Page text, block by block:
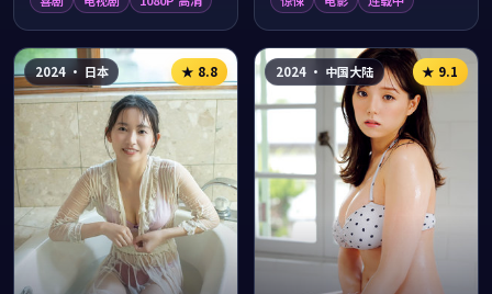
一出出温暖笑料，导演崔东勋用
幽默细腻的镜...
紧凑，值得推荐观看。
2024· 日本 ★ 8.8 2024· 中国大陆 ★ 9.1